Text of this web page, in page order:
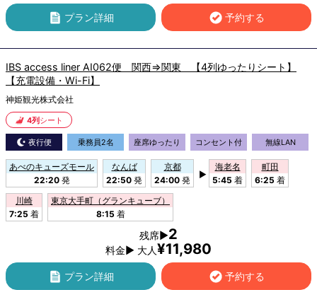
プラン詳細 予約する
IBS access liner AI062便 関西⇒関東 【4列ゆったりシート】
【充電設備・Wi-Fi】
神姫観光株式会社
4列 シート
夜行便 乗務員2名 座席ゆったり コンセント付 無線LAN
あべのキューズモール
22:20発
なんば
22:50 発
京都
24:00 発
▶
海老名
5:45 着
町田
6:25 着
川崎
7:25 着
東京大手町（グランキューブ）
8:15 着
残席▶2
料金▶ 大人¥11,980
プラン詳細 予約する